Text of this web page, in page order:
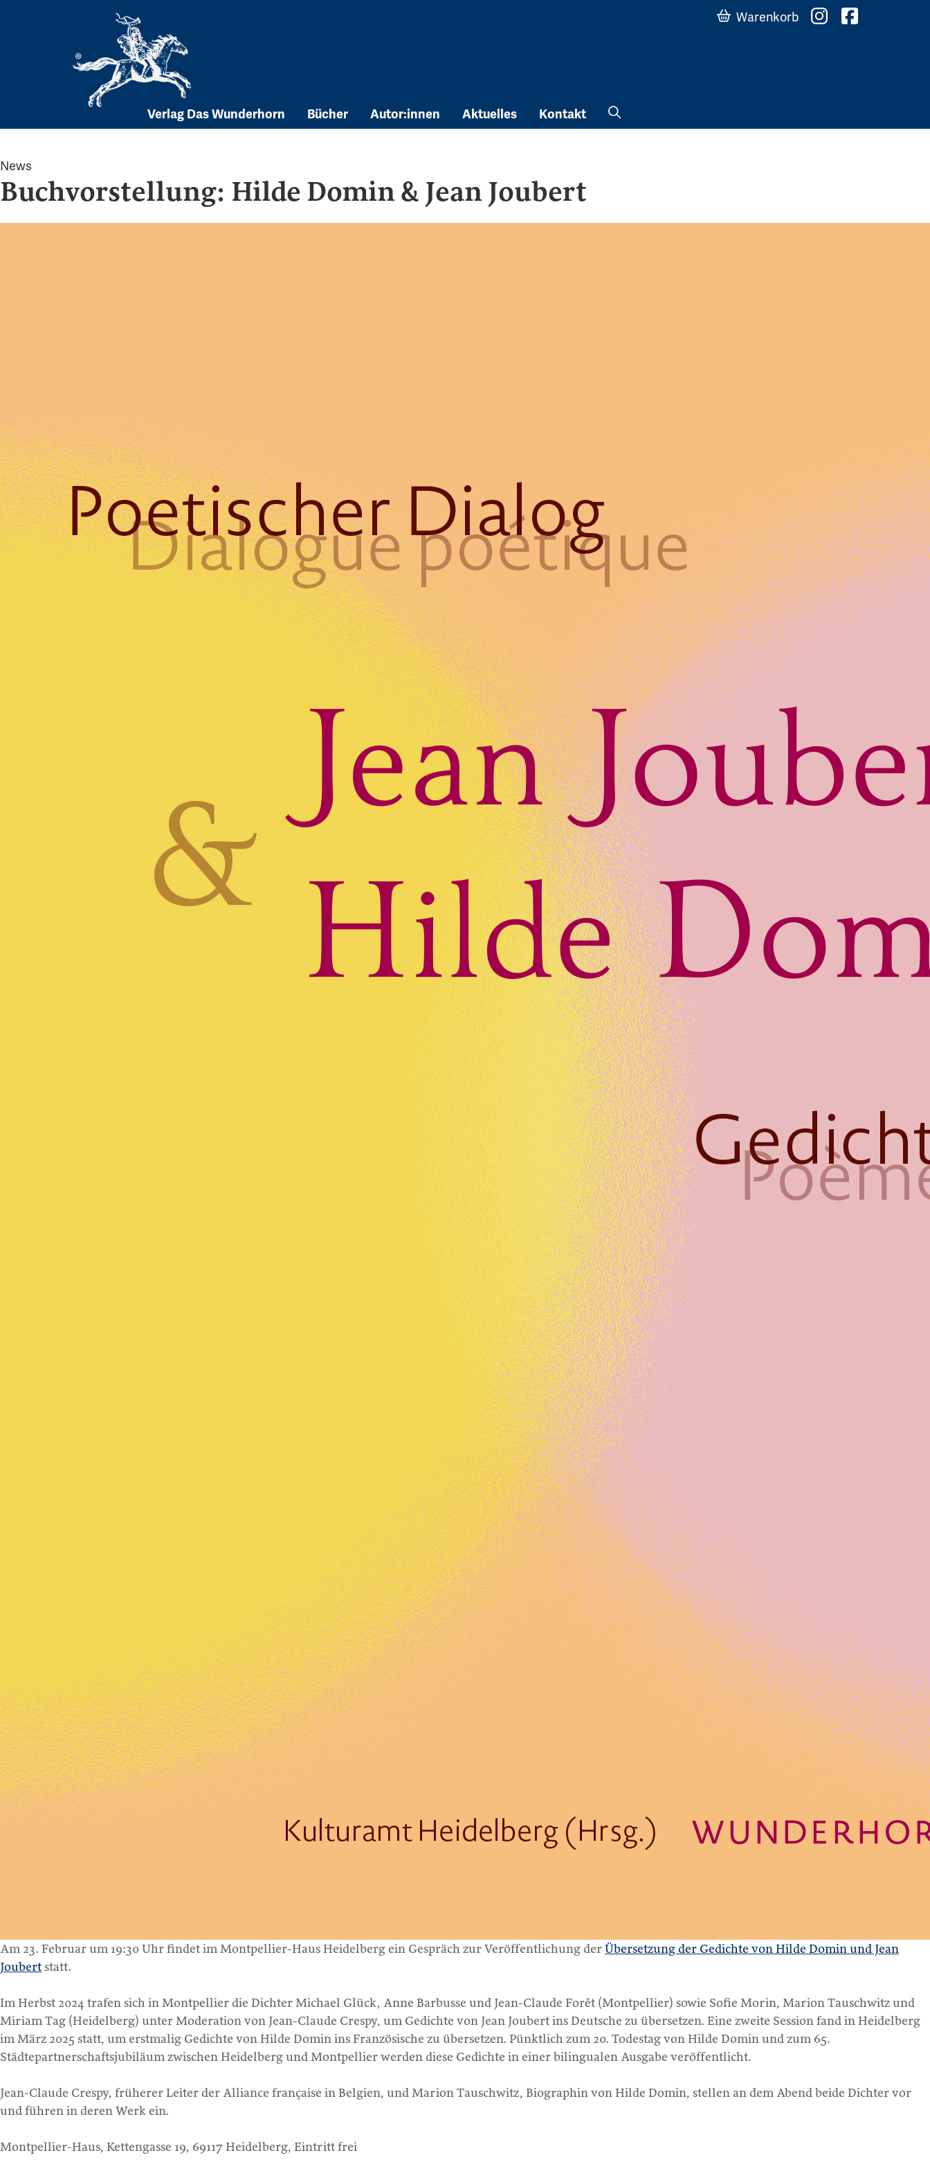
Verlag Das Wunderhorn Bücher Autor:innen Aktuelles Kontakt
Warenkorb
News
Buchvorstellung: Hilde Domin & Jean Joubert
Am 23. Februar um 19:30 Uhr findet im Montpellier-Haus Heidelberg ein Gespräch zur Veröffentlichung der Übersetzung der Gedichte von Hilde Domin und Jean
Joubert statt.
Im Herbst 2024 trafen sich in Montpellier die Dichter Michael Glück, Anne Barbusse und Jean-Claude Forêt (Montpellier) sowie Sofie Morin, Marion Tauschwitz und
Miriam Tag (Heidelberg) unter Moderation von Jean-Claude Crespy, um Gedichte von Jean Joubert ins Deutsche zu übersetzen. Eine zweite Session fand in Heidelberg
im März 2025 statt, um erstmalig Gedichte von Hilde Domin ins Französische zu übersetzen. Pünktlich zum 20. Todestag von Hilde Domin und zum 65.
Städtepartnerschaftsjubiläum zwischen Heidelberg und Montpellier werden diese Gedichte in einer bilingualen Ausgabe veröffentlicht.
Jean-Claude Crespy, früherer Leiter der Alliance française in Belgien, und Marion Tauschwitz, Biographin von Hilde Domin, stellen an dem Abend beide Dichter vor
und führen in deren Werk ein.
Montpellier-Haus, Kettengasse 19, 69117 Heidelberg, Eintritt frei